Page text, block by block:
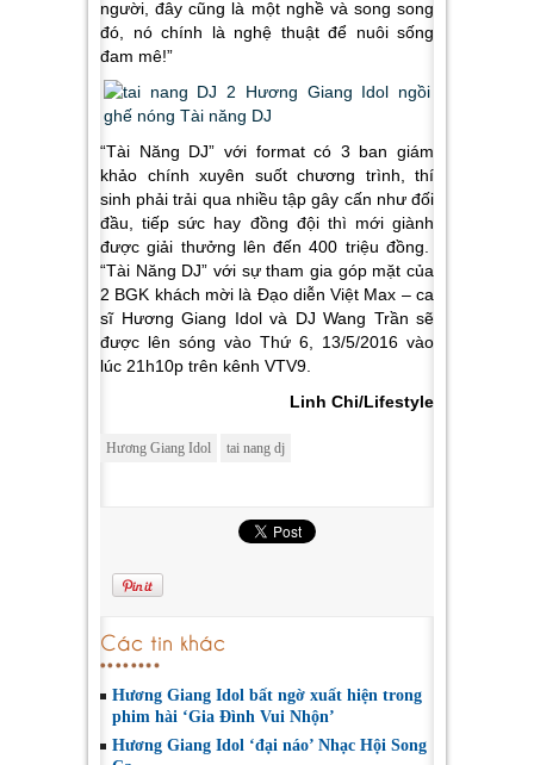
người, đây cũng là một nghề và song song
đó, nó chính là nghệ thuật để nuôi sống
đam mê!”
“Tài Năng DJ” với format có 3 ban giám
khảo chính xuyên suốt chương trình, thí
sinh phải trải qua nhiều tập gây cấn như đối
đầu, tiếp sức hay đồng đội thì mới giành
được giải thưởng lên đến 400 triệu đồng.
“Tài Năng DJ” với sự tham gia góp mặt của
2 BGK khách mời là Đạo diễn Việt Max – ca
sĩ Hương Giang Idol và DJ Wang Trần sẽ
được lên sóng vào Thứ 6, 13/5/2016 vào
lúc 21h10p trên kênh VTV9.
Linh Chi/Lifestyle
Hương Giang Idol tai nang dj
Các tin khác
Hương Giang Idol bất ngờ xuất hiện trong
phim hài ‘Gia Đình Vui Nhộn’
Hương Giang Idol ‘đại náo’ Nhạc Hội Song